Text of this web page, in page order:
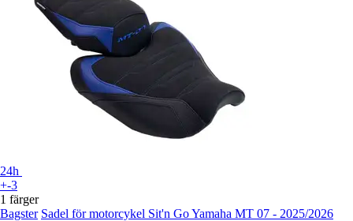
24h
+-3
1 färger
Bagster Sadel för motorcykel Sit'n Go Yamaha MT 07 - 2025/2026